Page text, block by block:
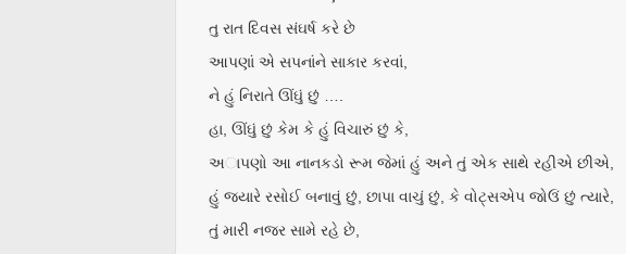
તુ રાત દિવસ સંઘર્ષ કરે છે
આપણાં એ સપનાંને સાકાર કરવાં,
ને હું નિરાતે ઊંઘું છું ….
હા, ઊંઘું છું કેમ કે હું વિચારું છું કે,
અાપણો આ નાનકડો રૂમ જેમાં હું અને તું એક સાથે રહીએ છીએ,
હું જ્યારે રસોઈ બનાવું છું, છાપા વાચું છું, કે વોટ્સએપ જોઉં છું ત્યારે,
તું મારી નજર સામે રહે છે,